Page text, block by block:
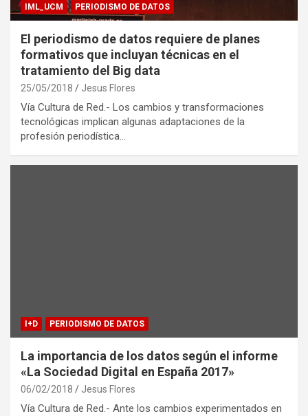
IML_UCM PERIODISMO DE DATOS
El periodismo de datos requiere de planes
formativos que incluyan técnicas en el
tratamiento del Big data
25/05/2018 Jesus Flores
Vía Cultura de Red.- Los cambios y transformaciones
tecnológicas implican algunas adaptaciones de la
profesión periodística…
I+D PERIODISMO DE DATOS
La importancia de los datos según el informe
«La Sociedad Digital en España 2017»
06/02/2018 Jesus Flores
Vía Cultura de Red.- Ante los cambios experimentados en